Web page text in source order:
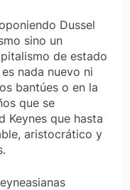
Dussel
sino un
de estado
nada nuevo ni
bantúes o en la
que se
Keynes que hasta
aristocrático y